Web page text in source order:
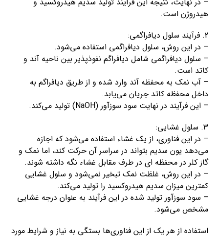
هیدروژن است.
2. فرآیند سلول دیافراگمی:
– در این روش، سلول دیافراگمی استفاده می‌شود.
– سلول دیافراگمی شامل دیافراگم نفوذپذیر بین ناحیه آند و
کاتد است.
– آب نمک به محفظه آند وارد شده و از طریق دیافراگم به
داخل محفظه کاتد جریان می‌یابد.
– این فرآیند در نهایت سود سوزآور (NaOH) تولید می‌کند.
3. سلول غشایی:
– در این فناوری، از یک غشاء استفاده می‌شود که اجازه
می‌دهد یون سدیم بتواند در سراسر آن حرکت کند، اما نمک و
گاز کلر در محفظه ای در طرف مقابل غشاء نگه داشته شوند.
– در این روش، غلظت نمک تبخیر نمی‌شود و سلول غشایی
کمترین میزان سدیم هیدروکسید را تولید می‌کند.
– سود سوزآور تولید شده در این فرآیند به عنوان درجه غشایی
مشخص می‌شود.
استفاده از هر یک از این فناوری‌ها بستگی به نیاز و شرایط مورد